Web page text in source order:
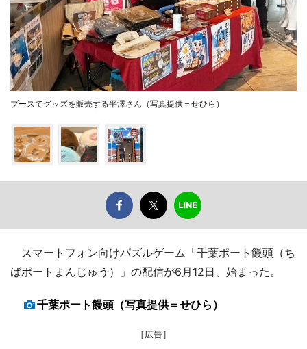
ブースでグッズを販売する平澤さん（写真提供＝せひら）
スマートフォン向けパズルゲーム「千葉ポート饅頭（ち
ばポートまんじゅう）」の配信が6月12日、始まった。
千葉ポート饅頭（写真提供＝せひら）
［広告］